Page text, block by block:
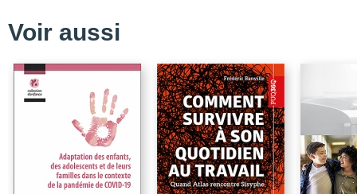
Bibliographie
Annexe_Profil de la
Annexe_Fiche
Annexe_Fiche
Voir aussi